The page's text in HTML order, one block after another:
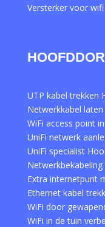
Versterker voor
UTP kabel trekken
Netwerkkabel
WiFi access point
UniFi netwerk
UniFi specialist
Extra internetpunt
Ethernet kabel
WiFi door
WiFi in de tuin